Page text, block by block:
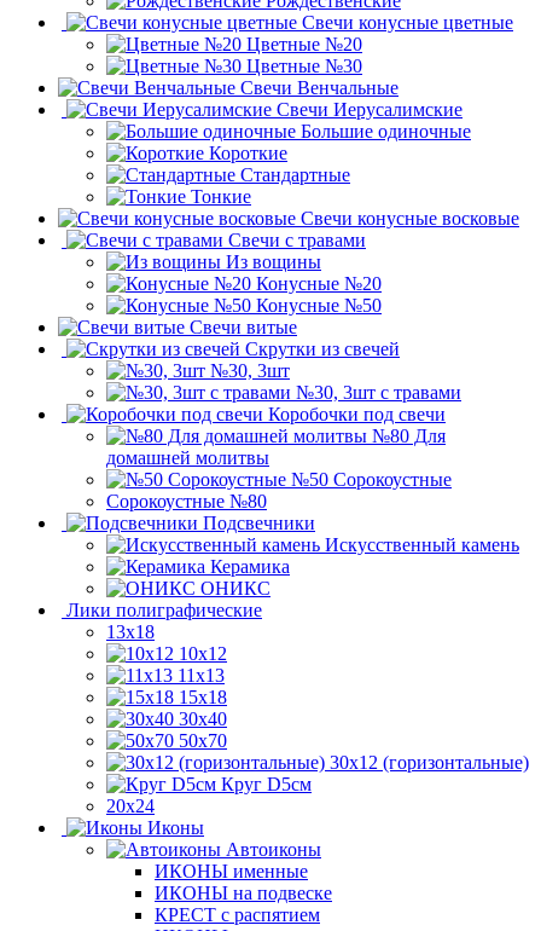
Свечи конусные цветные
Цветные №20
Цветные №30
Свечи Венчальные
Свечи Иерусалимские
Большие одиночные
Короткие
Стандартные
Тонкие
Свечи конусные восковые
Свечи с травами
Из вощины
Конусные №20
Конусные №50
Свечи витые
Скрутки из свечей
№30, 3шт
№30, 3шт с травами
Коробочки под свечи
№80 Для
домашней молитвы
№50 Сорокоустные
Сорокоустные №80
Подсвечники
Искусственный камень
Керамика
ОНИКС
Лики полиграфические
13x18
10x12
11х13
15х18
30x40
50x70
30x12 (горизонтальные)
Круг D5см
20х24
Иконы
Автоиконы
ИКОНЫ именные
ИКОНЫ на подвеске
КРЕСТ с распятием